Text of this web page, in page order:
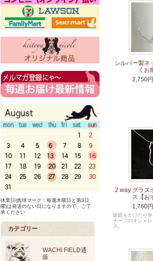
休業日(肉球マーク：毎週木曜日と第3日
曜)は発送のない日になりますので、ご了
承ください
カテゴリー
WACHI FIELD通
販
シルバー製ネ
くお
2,750
2 way グラス
ス【お
1,760
眼鏡をかけたり
チーフのオシャ
ス。